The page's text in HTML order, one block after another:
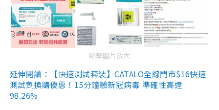
點擊圖片放大
延伸閱讀：【快速測試套裝】CATALO全線門市$16快速
測試劑換購優惠！15分鐘驗新冠病毒 準確性高達
98.26%